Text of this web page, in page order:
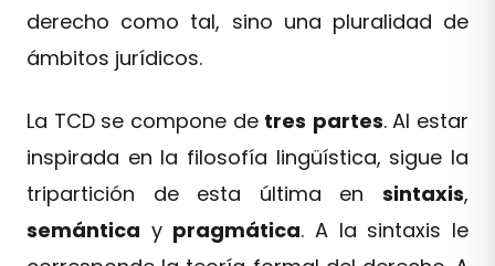
derecho como tal, sino una pluralidad de
ámbitos jurídicos.
La TCD se compone de tres partes. Al estar
inspirada en la filosofía lingüística, sigue la
tripartición de esta última en sintaxis,
semántica y pragmática. A la sintaxis le